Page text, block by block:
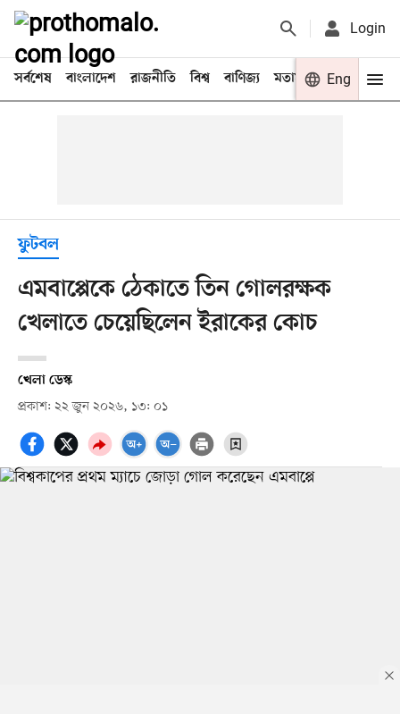
Login
সর্বশেষ বাংলাদেশ রাজনীতি বিশ্ব বাণিজ্য মতামত খেলা
Eng
ফুটবল
এমবাপ্পেকে ঠেকাতে তিন গোলরক্ষক
খেলাতে চেয়েছিলেন ইরাকের কোচ
খেলা ডেস্ক
প্রকাশ: ২২ জুন ২০২৬, ১৩: ০১